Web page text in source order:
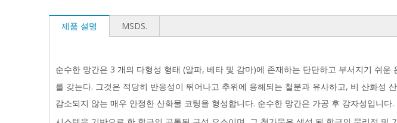
제품 설명 MSDS.
순수한 망간은 3 개의 다형성 형태 (알파, 베타 및 감마)에 존재하는 단단하고 부서지기 쉬운
를 갖는다. 그것은 적당히 반응성이 뛰어나고 추위에 용해되는 철분과 유사하고, 비 산화성
감소되지 않는 매우 안정한 산화물 코팅을 형성합니다. 순수한 망간은 가공 후 강자성입니